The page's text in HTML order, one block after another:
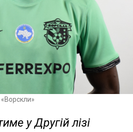
у Другій лізі